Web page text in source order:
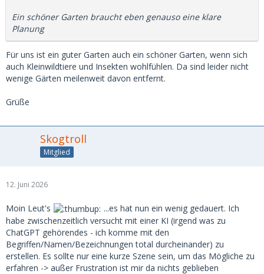
Ein schöner Garten braucht eben genauso eine klare
Planung
Für uns ist ein guter Garten auch ein schöner Garten, wenn sich
auch Kleinwildtiere und Insekten wohlfühlen. Da sind leider nicht
wenige Gärten meilenweit davon entfernt.
Grüße
Skogtroll
Mitglied
12. Juni 2026
Moin Leut's
...es hat nun ein wenig gedauert. Ich
habe zwischenzeitlich versucht mit einer KI (irgend was zu
ChatGPT gehörendes - ich komme mit den
Begriffen/Namen/Bezeichnungen total durcheinander) zu
erstellen. Es sollte nur eine kurze Szene sein, um das Mögliche zu
erfahren -> außer Frustration ist mir da nichts geblieben